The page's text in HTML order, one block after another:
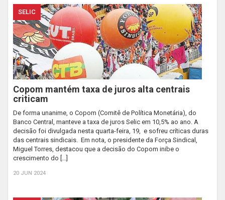
SELIC
Copom mantém taxa de juros alta centrais
criticam
De forma unanime, o Copom (Comitê de Política Monetária), do
Banco Central, manteve a taxa de juros Selic em 10,5% ao ano. A
decisão foi divulgada nesta quarta-feira, 19, e sofreu críticas duras
das centrais sindicais. Em nota, o presidente da Força Sindical,
Miguel Torres, destacou que a decisão do Copom inibe o
crescimento do […]
20 JUN 2024